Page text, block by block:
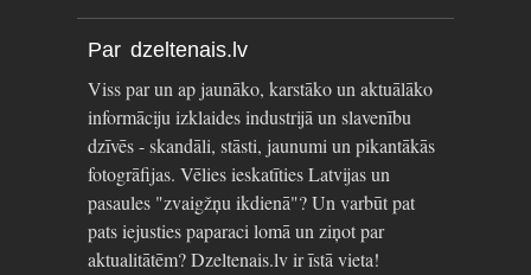
Par dzeltenais.lv
Viss par un ap jaunāko, karstāko un aktuālāko
informāciju izklaides industrijā un slavenību
dzīvēs - skandāli, stāsti, jaunumi un pikantākās
fotogrāfijas. Vēlies ieskatīties Latvijas un
pasaules "zvaigžņu ikdienā"? Un varbūt pat
pats iejusties paparaci lomā un ziņot par
aktualitātēm? Dzeltenais.lv ir īstā vieta!